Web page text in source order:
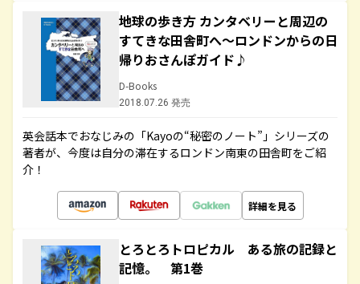
地球の歩き方 カンタベリーと周辺の
すてきな田舎町へ～ロンドンからの日
帰りおさんぽガイド♪
D-Books
2018.07.26 発売
英会話本でおなじみの「Kayoの“秘密のノート”」シリーズの
著者が、今度は自分の滞在するロンドン南東の田舎町をご紹
介！
詳細を見る
とろとろトロピカル ある旅の記録と
記憶。 第1巻